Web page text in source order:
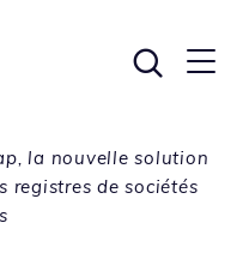
la nouvelle solution
registres de sociétés